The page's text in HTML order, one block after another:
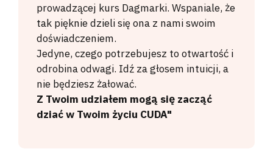
prowadzącej kurs Dagmarki. Wspaniale, że
tak pięknie dzieli się ona z nami swoim
doświadczeniem.
Jedyne, czego potrzebujesz to otwartość i
odrobina odwagi. Idź za głosem intuicji, a
nie będziesz żałować.
Z Twoim udziałem mogą się zacząć
dziać w Twoim życiu CUDA"